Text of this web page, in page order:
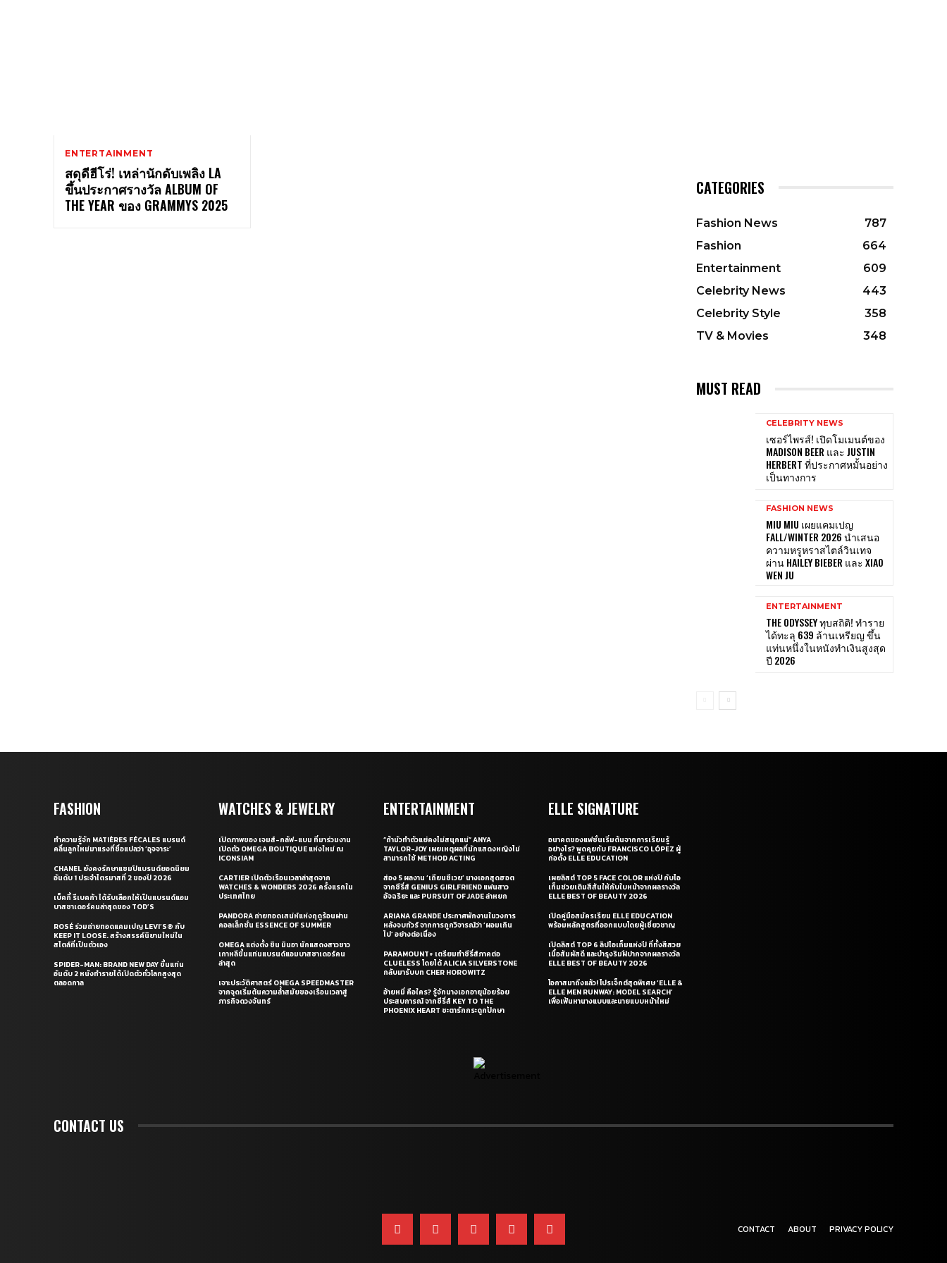
ENTERTAINMENT
สดุดีฮีโร่! เหล่านักดับเพลิง LA
ขึ้นประกาศรางวัล ALBUM OF
THE YEAR ของ GRAMMYS 2025
CATEGORIES
Fashion News
787
Fashion
664
Entertainment
609
Celebrity News
443
Celebrity Style
358
TV & Movies
348
MUST READ
CELEBRITY NEWS
เซอร์ไพรส์! เปิดโมเมนต์ของ
MADISON BEER และ JUSTIN
HERBERT ที่ประกาศหมั้นอย่าง
เป็นทางการ
FASHION NEWS
MIU MIU เผยแคมเปญ
FALL/WINTER 2026 นำเสนอ
ความหรูหราสไตล์วินเทจ
ผ่าน HAILEY BIEBER และ XIAO
WEN JU
ENTERTAINMENT
THE ODYSSEY ทุบสถิติ! ทำราย
ได้ทะลุ 639 ล้านเหรียญ ขึ้น
แท่นหนึ่งในหนังทำเงินสูงสุด
ปี 2026
FASHION
ทำความรู้จัก MATIÈRES FÉCALES แบรนด์
คลื่นลูกใหม่มาแรงที่ชื่อแปลว่า ‘อุจจาระ’
CHANEL ยังคงรักษาแชมป์แบรนด์ยอดนิยม
อันดับ 1 ประจำไตรมาสที่ 2 ของปี 2026
เบ็คกี้ รีเบคก้า ได้รับเลือกให้เป็นแบรนด์แอม
บาสซาเดอร์คนล่าสุดของ TOD’S
ROSÉ ร่วมถ่ายทอดแคมเปญ LEVI’S® กับ
KEEP IT LOOSE. สร้างสรรค์นิยามใหม่ใน
สไตล์ที่เป็นตัวเอง
SPIDER-MAN: BRAND NEW DAY ขึ้นแท่น
อันดับ 2 หนังทำรายได้เปิดตัวทั่วโลกสูงสุด
ตลอดกาล
WATCHES & JEWELRY
เปิดภาพของ เจมส์-กลัฟ-แบม ที่มาร่วมงาน
เปิดตัว OMEGA BOUTIQUE แห่งใหม่ ณ
ICONSIAM
CARTIER เปิดตัวเรือนเวลาล่าสุดจาก
WATCHES & WONDERS 2026 ครั้งแรกใน
ประเทศไทย
PANDORA ถ่ายทอดเสน่ห์แห่งฤดูร้อนผ่าน
คอลเล็กชั่น ESSENCE OF SUMMER
OMEGA แต่งตั้ง ชิน มินอา นักแสดงสาวชาว
เกาหลีขึ้นแท่นแบรนด์แอมบาสซาเดอร์คน
ล่าสุด
เจาะประวัติศาสตร์ OMEGA SPEEDMASTER
จากจุดเริ่มต้นความล้ำสมัยของเรือนเวลาสู่
ภารกิจดวงจันทร์
ENTERTAINMENT
“ถ้ามัวทำตัวแย่คงไม่สนุกแน่” ANYA
TAYLOR-JOY เผยเหตุผลที่นักแสดงหญิงไม่
สามารถใช้ METHOD ACTING
ส่อง 5 ผลงาน ‘เถียนซีเวย’ นางเอกสุดฮอต
จากซีรี่ส์ GENIUS GIRLFRIEND แฟนสาว
อัจฉริยะ และ PURSUIT OF JADE ล่าหยก
ARIANA GRANDE ประกาศพักงานในวงการ
หลังจบทัวร์ จากการถูกวิจารณ์ว่า ‘ผอมเกิน
ไป’ อย่างต่อเนื่อง
PARAMOUNT+ เตรียมทำซีรี่ส์ภาคต่อ
CLUELESS โดยได้ ALICIA SILVERSTONE
กลับมารับบท CHER HOROWITZ
อ้ายหมี่ คือใคร? รู้จักนางเอกอายุน้อยร้อย
ประสบการณ์ จากซีรี่ส์ KEY TO THE
PHOENIX HEART ชะตารักกระดูกปักษา
ELLE SIGNATURE
อนาคตของแฟชั่นเริ่มต้นจากการเรียนรู้
อย่างไร? พูดคุยกับ FRANCISCO LÓPEZ ผู้
ก่อตั้ง ELLE EDUCATION
เผยลิสต์ TOP 5 FACE COLOR แห่งปี กับไอ
เท็มช่วยเติมสีสันให้กับใบหน้าจากผลรางวัล
ELLE BEST OF BEAUTY 2026
เปิดคู่มือสมัครเรียน ELLE EDUCATION
พร้อมหลักสูตรที่ออกแบบโดยผู้เชี่ยวชาญ
เปิดลิสต์ TOP 6 ลิปไอเท็มแห่งปี ที่ทั้งสีสวย
เนื้อสัมผัสดี และบำรุงริมฝีปากจากผลรางวัล
ELLE BEST OF BEAUTY 2026
โอกาสมาถึงแล้ว! โปรเจ็กต์สุดพิเศษ ‘ELLE &
ELLE MEN RUNWAY: MODEL SEARCH’
เพื่อเฟ้นหานางแบบและนายแบบหน้าใหม่
CONTACT US
CONTACT ABOUT PRIVACY POLICY